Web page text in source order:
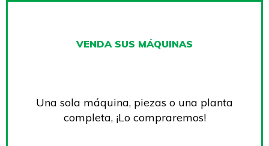
VENDA SUS MÁQUINAS
Una sola máquina, piezas o una planta
completa, ¡Lo compraremos!